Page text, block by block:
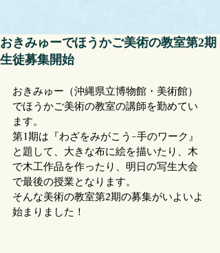
おきみゅーでほうかご美術の教室第2期
生徒募集開始
おきみゅー（沖縄県立博物館・美術館）
でほうかご美術の教室の講師を勤めてい
ます。
第1期は『わざをみがこう-手のワーク』
と題して、大きな布に絵を描いたり、木
で木工作品を作ったり、明日の写生大会
で最後の授業となります。
そんな美術の教室第2期の募集がいよいよ
始まりました！